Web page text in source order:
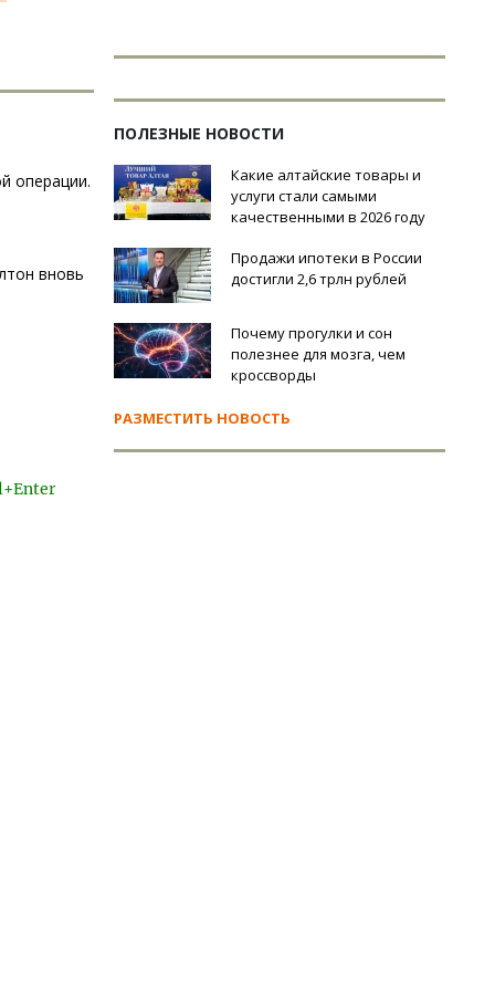
операции.
вновь
ПОЛЕЗНЫЕ НОВОСТИ
Какие алтайские товары и
услуги стали самыми
качественными в 2026 году
Продажи ипотеки в России
достигли 2,6 трлн рублей
Почему прогулки и сон
полезнее для мозга, чем
кроссворды
РАЗМЕСТИТЬ НОВОСТЬ